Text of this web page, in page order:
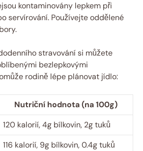
kontaminovány lepkem při
servírování. Používejte oddělené
stravování si můžete
bezlepkovými
rodině lépe plánovat jídlo:
Nutriční hodnota (na 100g)
120 kalorií, 4g bílkovin, 2g tuků
116 kalorií, 9g bílkovin, 0.4g tuků